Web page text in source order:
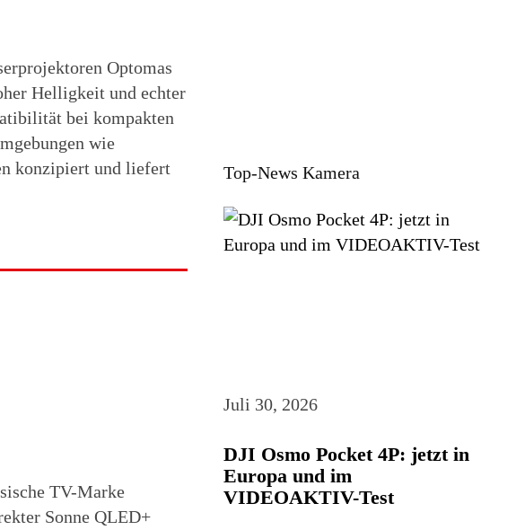
Optomas
Helligkeit und echter
bei kompakten
wie
konzipiert und liefert
TV-Marke
Sonne QLED+
Top-News Kamera
Juli 30, 2026
DJI Osmo Pocket 4P: jetzt in
Europa und im
VIDEOAKTIV-Test